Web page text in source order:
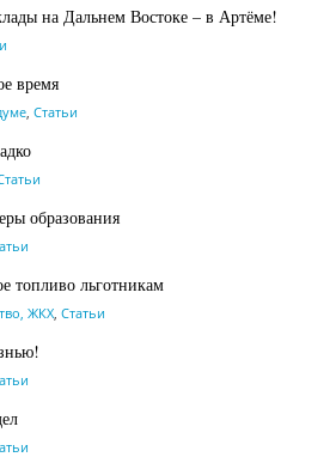
на Дальнем Востоке – в Артёме!
время
Статьи
образования
топливо льготникам
ЖКХ Статьи